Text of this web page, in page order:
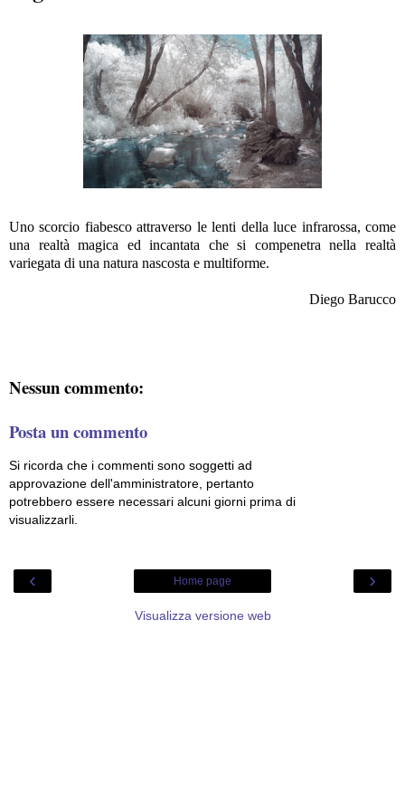
Uno scorcio fiabesco attraverso le lenti della luce infrarossa, come
una realtà magica ed incantata che si compenetra nella realtà
variegata di una natura nascosta e multiforme.
Diego Barucco
Nessun commento:
Posta un commento
Si ricorda che i commenti sono soggetti ad
approvazione dell'amministratore, pertanto
potrebbero essere necessari alcuni giorni prima di
visualizzarli.
‹ ›
Home page
Visualizza versione web